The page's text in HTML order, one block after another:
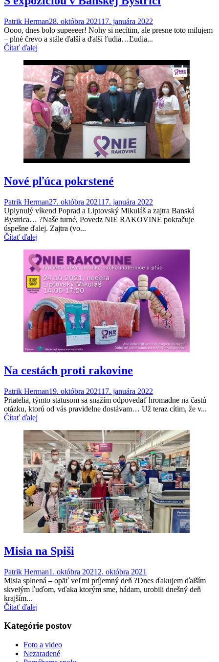
Patrik Herman28. októbra 202117. januára 2022
Oooo, dnes bolo supeeeer! Nohy si necítim, ale presne toto milujem
– plné črevo a stále ďalší a ďalší ľudia…Ľudia...
Čítať ďalej
Nové pľúca pokrstené
Patrik Herman27. októbra 202117. januára 2022
Uplynulý víkend Poprad a Liptovský Mikuláš a zajtra Banská
Bystrica… ?Naše turné, Povedz NIE RAKOVINE pokračuje
úspešne ďalej. Zajtra (vo...
Čítať ďalej
Na cestách proti rakovine
Patrik Herman19. októbra 202117. januára 2022
Priatelia, týmto statusom sa snažím odpovedať hromadne na častú
otázku, ktorú od vás pravidelne dostávam… Už teraz cítim, že v...
Čítať ďalej
Misia na Spiši
Patrik Herman1. októbra 2021 2. októbra 2021
Misia splnená – opäť veľmi príjemný deň ?Dnes ďakujem ďalším
skvelým ľuďom, vďaka ktorým sme, hádam, urobili dnešný deň
krajším...
Čítať ďalej
Kategórie postov
Foto a video
Nezaradené